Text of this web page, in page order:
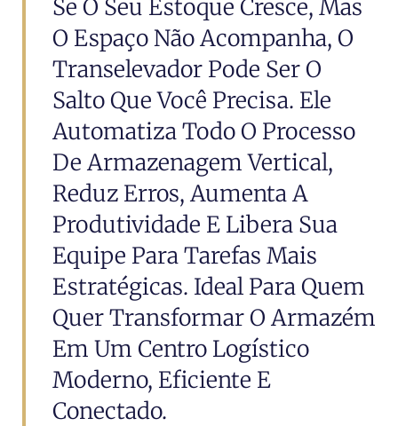
Se O Seu Estoque Cresce, Mas
O Espaço Não Acompanha, O
Transelevador Pode Ser O
Salto Que Você Precisa. Ele
Automatiza Todo O Processo
De Armazenagem Vertical,
Reduz Erros, Aumenta A
Produtividade E Libera Sua
Equipe Para Tarefas Mais
Estratégicas. Ideal Para Quem
Quer Transformar O Armazém
Em Um Centro Logístico
Moderno, Eficiente E
Conectado.